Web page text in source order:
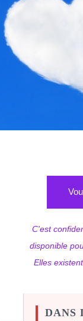
C'est
disponible
Elles
DANS